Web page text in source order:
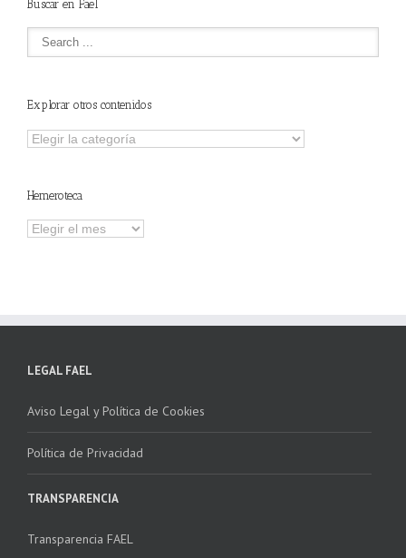
Buscar en Fael
Explorar otros contenidos
Explorar
Hemeroteca
Hemeroteca
LEGAL FAEL
Aviso Legal y Política de Cookies
Política de Privacidad
TRANSPARENCIA
Transparencia FAEL